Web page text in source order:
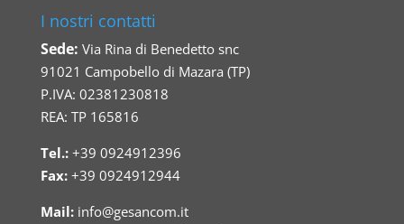
I nostri contatti
Sede: Via Rina di Benedetto snc
91021 Campobello di Mazara (TP)
P.IVA: 02381230818
REA: TP 165816
Tel.: +39 0924912396
Fax: +39 0924912944
Mail: info@gesancom.it